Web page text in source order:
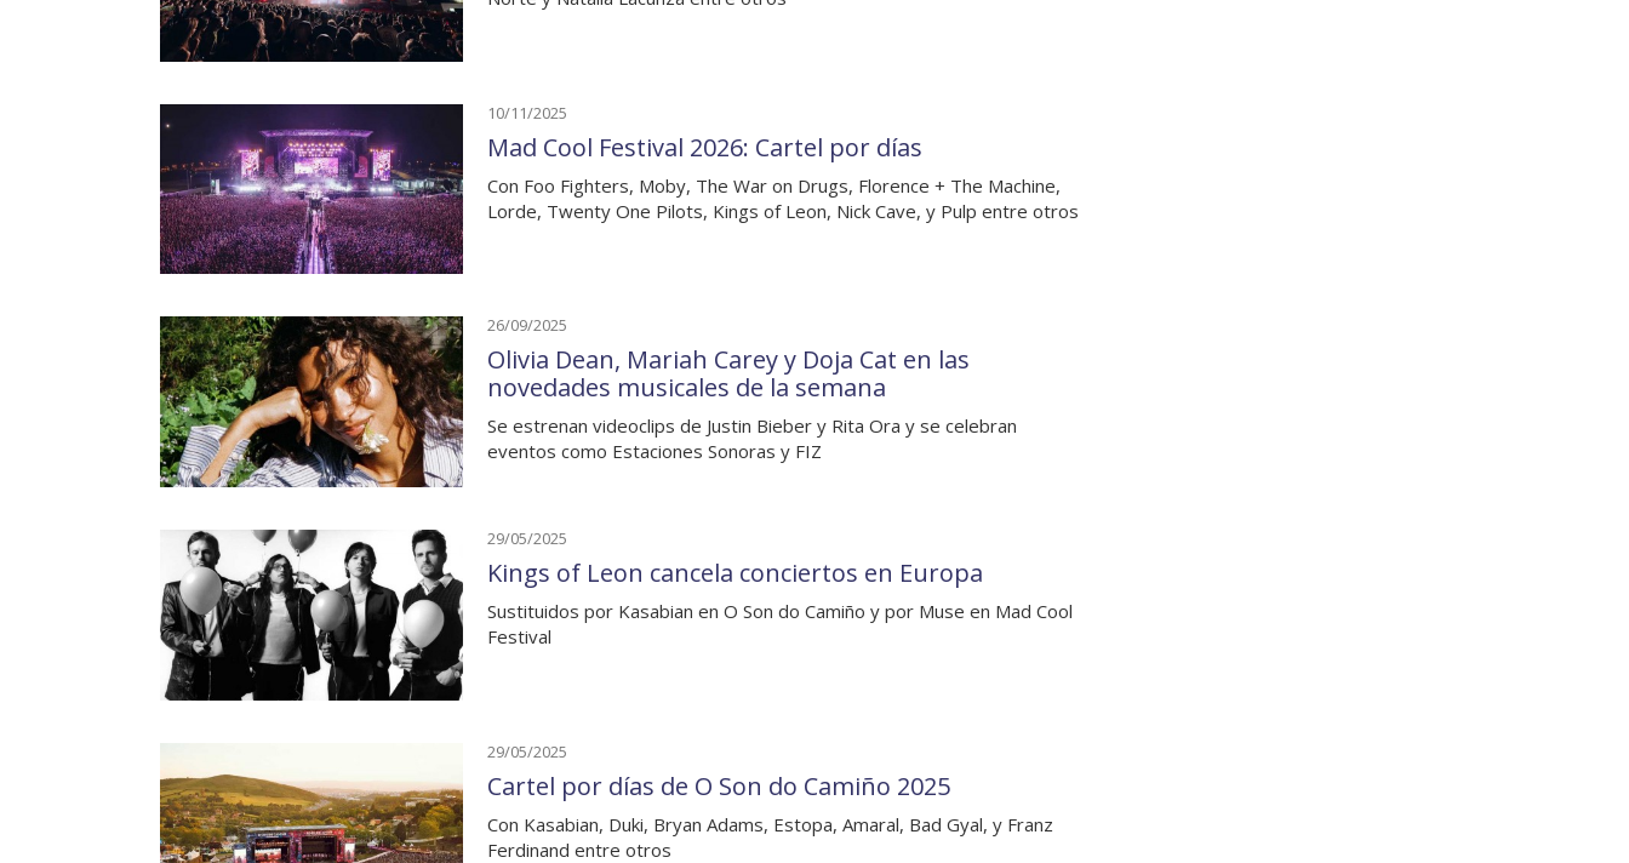
10/11/2025
Mad Cool Festival 2026: Cartel por días
Con Foo Fighters, Moby, The War on Drugs, Florence + The Machine,
Lorde, Twenty One Pilots, Kings of Leon, Nick Cave, y Pulp entre otros
26/09/2025
Olivia Dean, Mariah Carey y Doja Cat en las
novedades musicales de la semana
Se estrenan videoclips de Justin Bieber y Rita Ora y se celebran
eventos como Estaciones Sonoras y FIZ
29/05/2025
Kings of Leon cancela conciertos en Europa
Sustituidos por Kasabian en O Son do Camiño y por Muse en Mad Cool
Festival
29/05/2025
Cartel por días de O Son do Camiño 2025
Con Kasabian, Duki, Bryan Adams, Estopa, Amaral, Bad Gyal, y Franz
Ferdinand entre otros